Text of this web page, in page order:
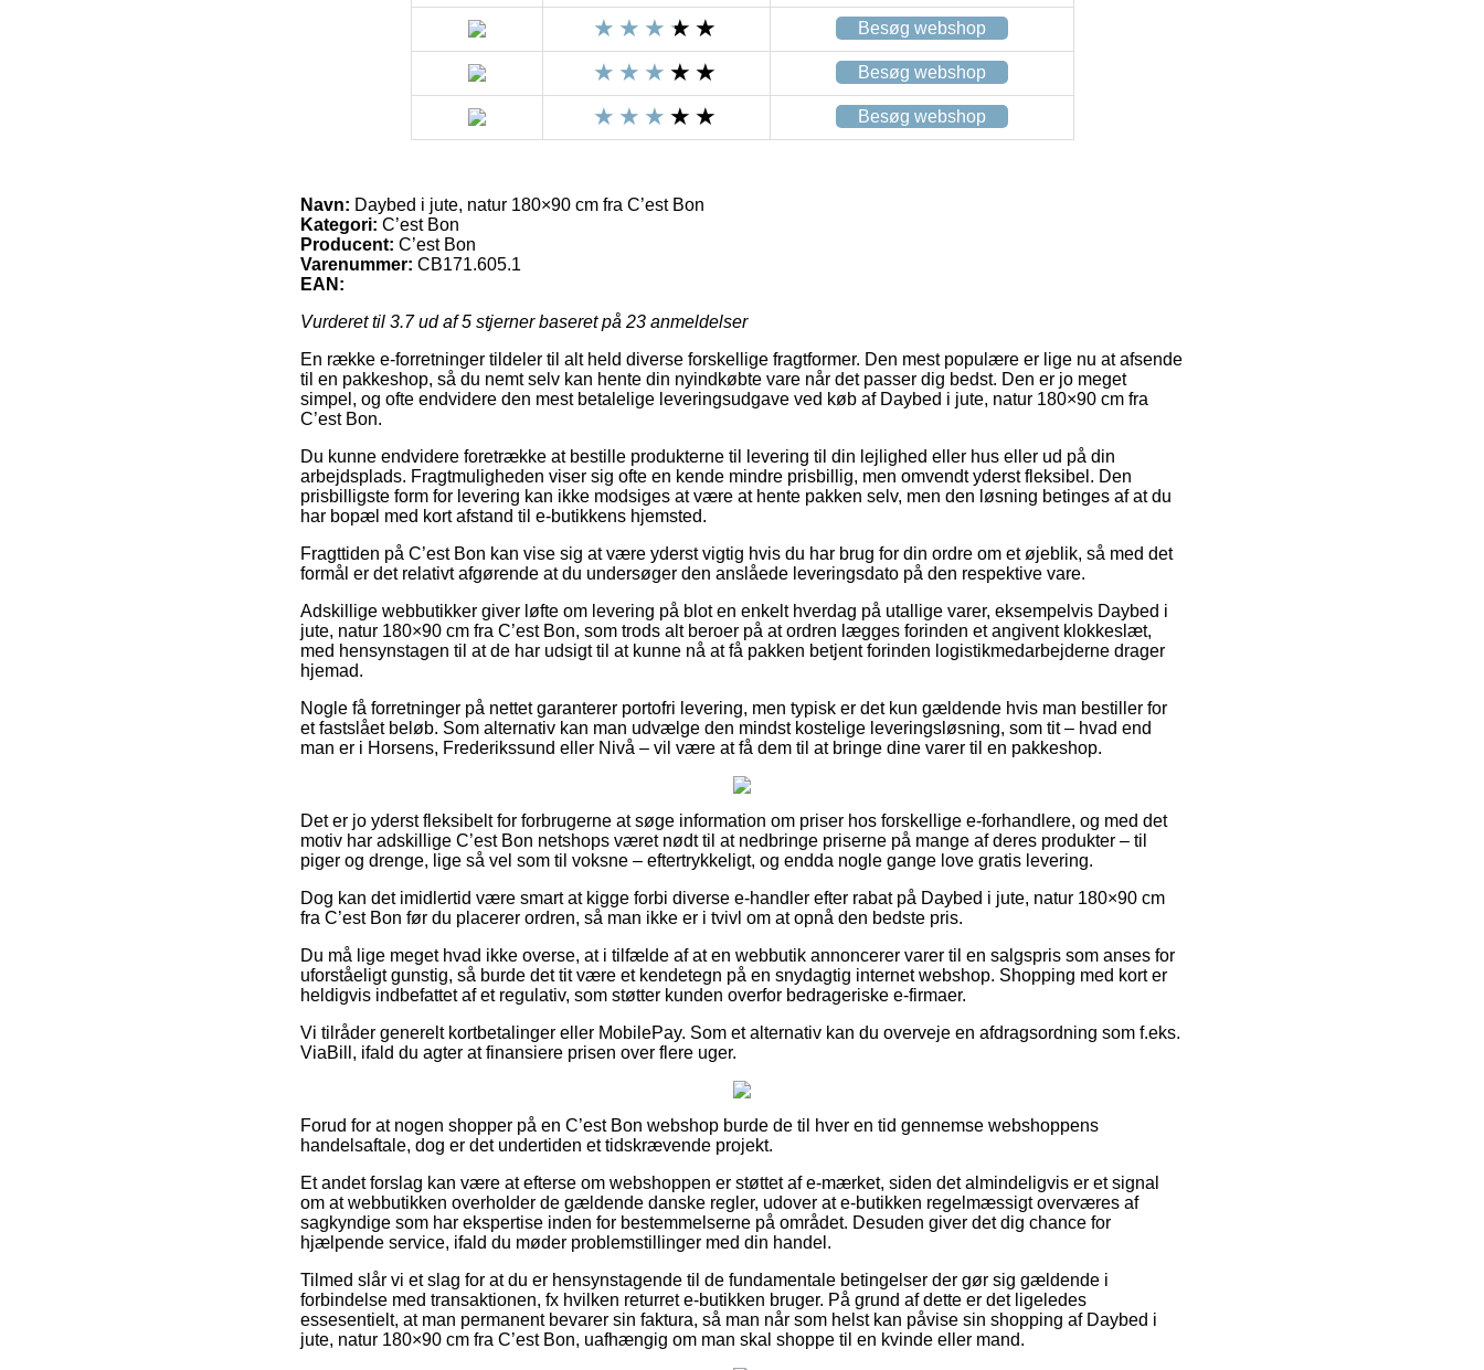
Besøg webshop
Besøg webshop
Besøg webshop
Navn: Daybed i jute, natur 180×90 cm fra C’est Bon
Kategori: C’est Bon
Producent: C’est Bon
Varenummer: CB171.605.1
EAN:
Vurderet til 3.7ud af 5 stjerner baseret på 23 anmeldelser
En række e-forretninger tildeler til alt held diverse forskellige fragtformer. Den mest populære er lige nu at afsende
til en pakkeshop, så du nemt selv kan hente din nyindkøbte vare når det passer dig bedst. Den er jo meget
simpel, og ofte endvidere den mest betalelige leveringsudgave ved køb af Daybed i jute, natur 180×90 cm fra
C’est Bon.
Du kunne endvidere foretrække at bestille produkterne til levering til din lejlighed eller hus eller ud på din
arbejdsplads. Fragtmuligheden viser sig ofte en kende mindre prisbillig, men omvendt yderst fleksibel. Den
prisbilligste form for levering kan ikke modsiges at være at hente pakken selv, men den løsning betinges af at du
har bopæl med kort afstand til e-butikkens hjemsted.
Fragttiden på C’est Bon kan vise sig at være yderst vigtig hvis du har brug for din ordre om et øjeblik, så med det
formål er det relativt afgørende at du undersøger den anslåede leveringsdato på den respektive vare.
Adskillige webbutikker giver løfte om levering på blot en enkelt hverdag på utallige varer, eksempelvis Daybed i
jute, natur 180×90 cm fra C’est Bon, som trods alt beroer på at ordren lægges forinden et angivent klokkeslæt,
med hensynstagen til at de har udsigt til at kunne nå at få pakken betjent forinden logistikmedarbejderne drager
hjemad.
Nogle få forretninger på nettet garanterer portofri levering, men typisk er det kun gældende hvis man bestiller for
et fastslået beløb. Som alternativ kan man udvælge den mindst kostelige leveringsløsning, som tit – hvad end
man er i Horsens, Frederikssund eller Nivå – vil være at få dem til at bringe dine varer til en pakkeshop.
Det er jo yderst fleksibelt for forbrugerne at søge information om priser hos forskellige e-forhandlere, og med det
motiv har adskillige C’est Bon netshops været nødt til at nedbringe priserne på mange af deres produkter – til
piger og drenge, lige så vel som til voksne – eftertrykkeligt, og endda nogle gange love gratis levering.
Dog kan det imidlertid være smart at kigge forbi diverse e-handler efter rabat på Daybed i jute, natur 180×90 cm
fra C’est Bon før du placerer ordren, så man ikke er i tvivl om at opnå den bedste pris.
Du må lige meget hvad ikke overse, at i tilfælde af at en webbutik annoncerer varer til en salgspris som anses for
uforståeligt gunstig, så burde det tit være et kendetegn på en snydagtig internet webshop. Shopping med kort er
heldigvis indbefattet af et regulativ, som støtter kunden overfor bedrageriske e-firmaer.
Vi tilråder generelt kortbetalinger eller MobilePay. Som et alternativ kan du overveje en afdragsordning som f.eks.
ViaBill, ifald du agter at finansiere prisen over flere uger.
Forud for at nogen shopper på en C’est Bon webshop burde de til hver en tid gennemse webshoppens
handelsaftale, dog er det undertiden et tidskrævende projekt.
Et andet forslag kan være at efterse om webshoppen er støttet af e-mærket, siden det almindeligvis er et signal
om at webbutikken overholder de gældende danske regler, udover at e-butikken regelmæssigt overværes af
sagkyndige som har ekspertise inden for bestemmelserne på området. Desuden giver det dig chance for
hjælpende service, ifald du møder problemstillinger med din handel.
Tilmed slår vi et slag for at du er hensynstagende til de fundamentale betingelser der gør sig gældende i
forbindelse med transaktionen, fx hvilken returret e-butikken bruger. På grund af dette er det ligeledes
essesentielt, at man permanent bevarer sin faktura, så man når som helst kan påvise sin shopping af Daybed i
jute, natur 180×90 cm fra C’est Bon, uafhængig om man skal shoppe til en kvinde eller mand.